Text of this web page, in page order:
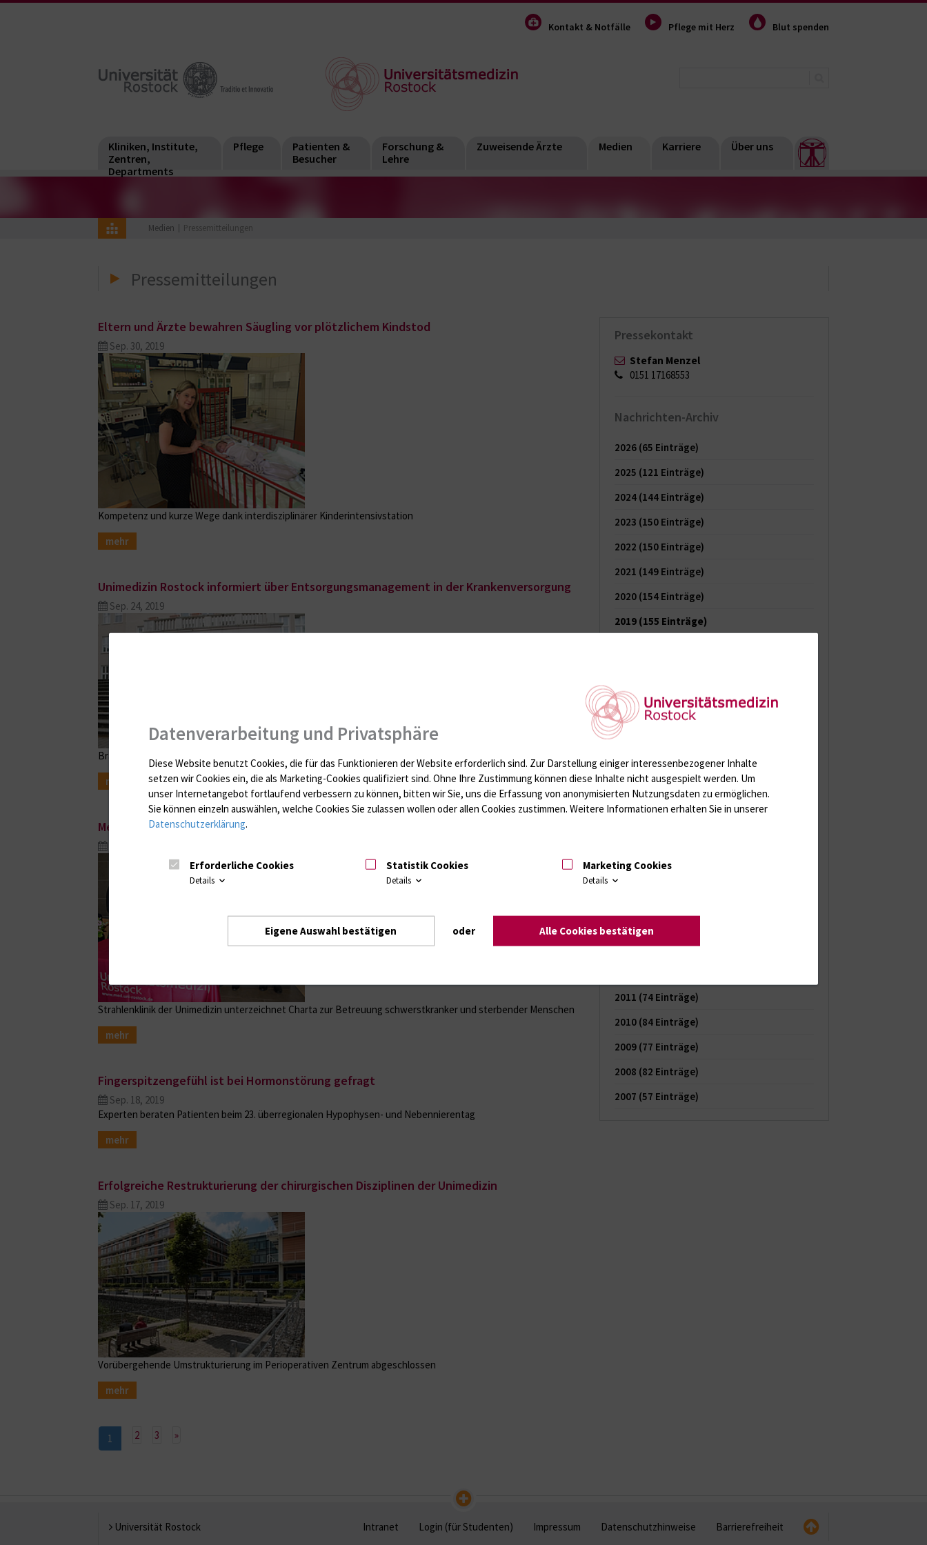
Kontakt & Notfälle Pflege mit Herz Blut spenden
Kliniken, Institute,
Zentren,
Departments
Pflege
Patienten &
Besucher
Forschung &
Lehre
Zuweisende Ärzte Medien Karriere Über uns
Medien Pressemitteilungen
Pressemitteilungen
Eltern und Ärzte bewahren Säugling vor plötzlichem Kindstod
Sep. 30, 2019
Kompetenz und kurze Wege dank interdisziplinärer Kinderintensivstation
mehr
Unimedizin Rostock informiert über Entsorgungsmanagement in der Krankenversorgung
Sep. 24, 2019
Brasilianische Delegation an nachhaltiger Abfallwirtschaft interessiert
mehr
Mehr Würde für sterbende Patienten
Strahlenklinik der Unimedizin unterzeichnet Charta zur Betreuung schwerstkranker und sterbender Menschen
mehr
Fingerspitzengefühl ist bei Hormonstörung gefragt
Sep. 18, 2019
Experten beraten Patienten beim 23. überregionalen Hypophysen- und Nebennierentag
mehr
Erfolgreiche Restrukturierung der chirurgischen Disziplinen der Unimedizin
Sep. 17, 2019
Vorübergehende Umstrukturierung im Perioperativen Zentrum abgeschlossen
mehr
1 2 3 »Nächste
Pressekontakt
Stefan Menzel
0151 17168553
Nachrichten-Archiv
2026 (65 Einträge)
2025 (121 Einträge)
2024 (144 Einträge)
2023 (150 Einträge)
2022 (150 Einträge)
2021 (149 Einträge)
2020 (154 Einträge)
2019 (155 Einträge)
August 2019(16 Einträge)
Juli 2019(9 Einträge)
Juni 2019
Mai 2019
März 2019(14 Einträge)
Februar 2019(10 Einträge)
Januar 2019(10 Einträge)
2016(103 Einträge)
2013(62 Einträge)
2011 (74 Einträge)
2010 (84 Einträge)
2009 (77 Einträge)
2008 (82 Einträge)
2007 (57 Einträge)
Universität Rostock Intranet Login (für Studenten) Impressum Datenschutzhinweise Barrierefreiheit
Datenverarbeitung und Privatsphäre
Diese Website benutzt Cookies, die für das Funktionieren der Website erforderlich sind. Zur Darstellung einiger interessenbezogener Inhalte
setzen wir Cookies ein, die als Marketing-Cookies qualifiziert sind. Ohne Ihre Zustimmung können diese Inhalte nicht ausgespielt werden. Um
unser Internetangebot fortlaufend verbessern zu können, bitten wir Sie, uns die Erfassung von anonymisierten Nutzungsdaten zu ermöglichen.
Sie können einzeln auswählen, welche Cookies Sie zulassen wollen oder allen Cookies zustimmen. Weitere Informationen erhalten Sie in unserer
Datenschutzerklärung.
Erforderliche Cookies
Details
Statistik Cookies
Details
Marketing Cookies
Details
Eigene Auswahl bestätigen oder Alle Cookies bestätigen